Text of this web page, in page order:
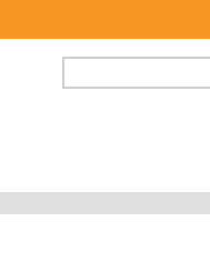
FORMULAIRE DE